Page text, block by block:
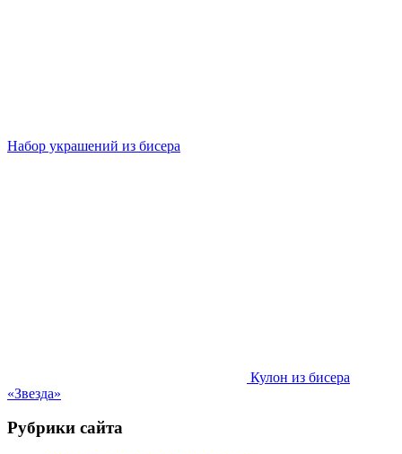
Набор украшений из бисера
Кулон из бисера
«Звезда»
Рубрики сайта